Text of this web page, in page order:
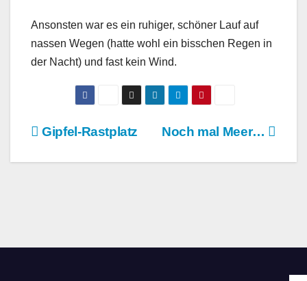
Ansonsten war es ein ruhiger, schöner Lauf auf
nassen Wegen (hatte wohl ein bisschen Regen in
der Nacht) und fast kein Wind.
BeitragsnavigationNoch mal Meer…
Gipfel-Rastplatz